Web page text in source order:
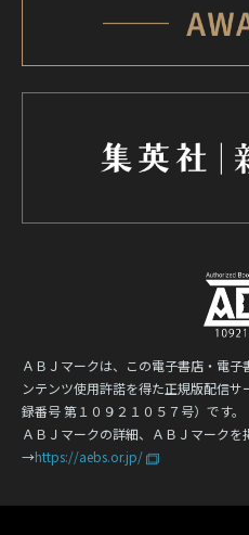
ＡＢＪマークは、この電子書店・電
ンテンツ使用許諾を得た正規版配信
録番号 第１０９２１０５７号）です。
ＡＢＪマークの詳細、ＡＢＪマーク
→https://aebs.or.jp/